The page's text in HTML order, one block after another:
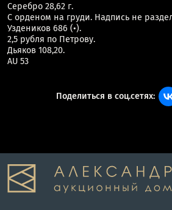
Серебро 28,62 г.
С орденом на груди. Надпись не
Уздеников 686 (•).
2,5 рубля по Петрову.
Дьяков 108,20.
AU 53
Поделиться в соц.сетях: